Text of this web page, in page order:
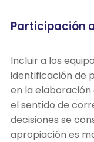
Participación
Incluir a los
identificación de
en la
el sentido de
decisiones se
apropiación es